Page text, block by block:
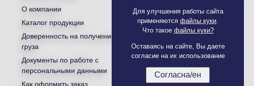
Для улучшения работы сайта
применяются файлы куки.
Что такое файлы куки?
Оставаясь на сайте, Вы даете
согласие на их использование
Согласна/ен
О компании
Каталог продукции
Доверенность на получение
груза
Документы по работе с
персональными данными
Как оформить заказ